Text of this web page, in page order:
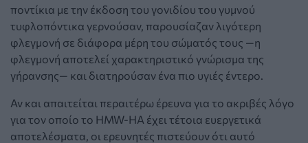
ποντίκια με την έκδοση του γονιδίου του γυμνού
τυφλοπόντικα γερνούσαν, παρουσίαζαν λιγότερη
φλεγμονή σε διάφορα μέρη του σώματός τους —η
φλεγμονή αποτελεί χαρακτηριστικό γνώρισμα της
γήρανσης— και διατηρούσαν ένα πιο υγιές έντερο.
Αν και απαιτείται περαιτέρω έρευνα για το ακριβές λόγο
για τον οποίο το HMW-HA έχει τέτοια ευεργετικά
αποτελέσματα, οι ερευνητές πιστεύουν ότι αυτό